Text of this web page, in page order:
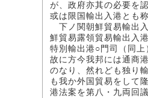
が、政府亦其の必要を
或は限国輸出入港とも
下ノ関朝鮮貿易輸出
鮮貿易露領貿易輸出入
特別輸出港○門司（同
故に方今我邦には通商
のなり、然れども独り
も我か外国貿易をして
港法案を第八・九両回